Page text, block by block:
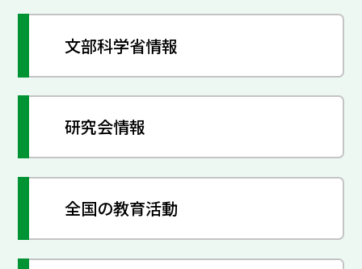
文部科学省情報
研究会情報
全国の教育活動